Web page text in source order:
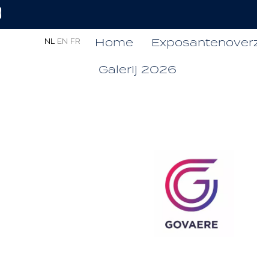
NL EN FR Home
Galerij 2026